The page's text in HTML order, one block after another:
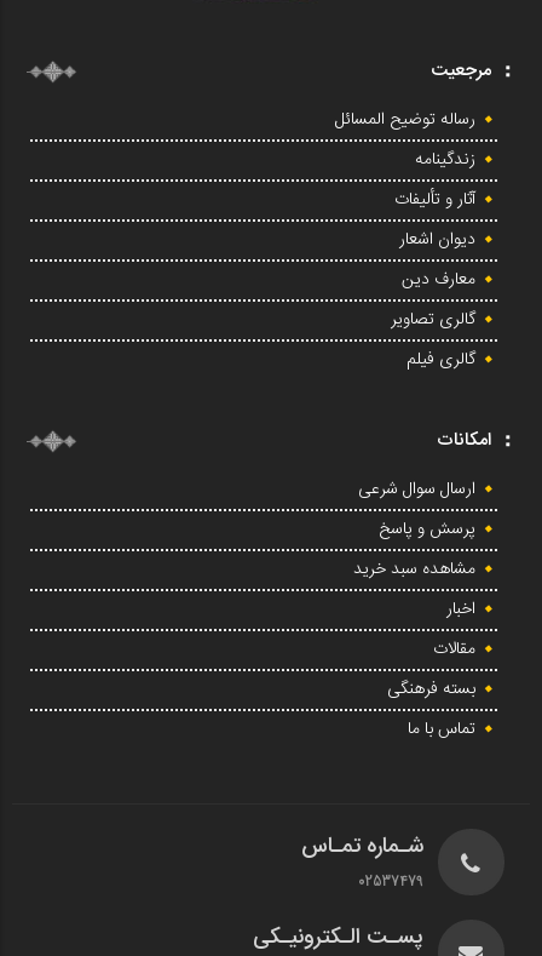
مرجعیت
رساله توضیح المسائل
زندگینامه
آثار و تألیفات
دیوان اشعار
معارف دین
گالری تصاویر
گالری فیلم
امکانات
ارسال سوال شرعی
پرسش و پاسخ
مشاهده سبد خرید
اخبار
مقالات
بسته فرهنگی
تماس با ما
شـماره تمـاس
02537479
پسـت الـکترونیـکی